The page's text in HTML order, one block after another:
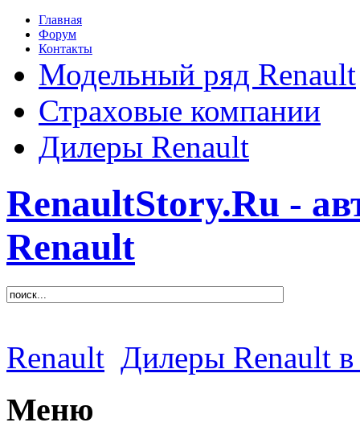
Главная
Форум
Контакты
Модельный ряд Renault
Страховые компании
Дилеры Renault
RenaultStory.Ru -
Renault
Renault Дилеры Renault в
Меню